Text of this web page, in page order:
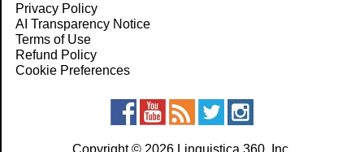
Privacy Policy
AI Transparency Notice
Terms of Use
Refund Policy
Cookie Preferences
Copyright © 2026 Linguistica 360, Inc.